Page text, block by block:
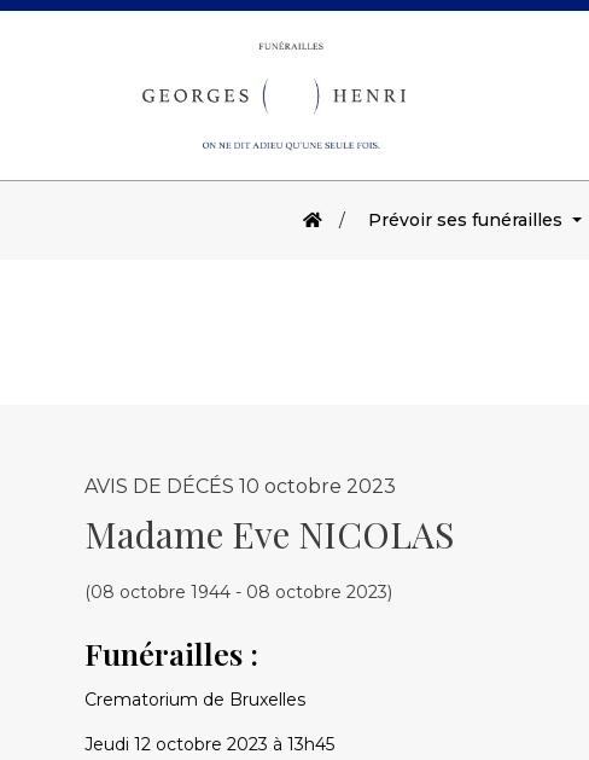
Prévoir ses funérailles
AVIS DE DÉCÉS 10 octobre 2023
Madame Eve NICOLAS
(08 octobre 1944 - 08 octobre 2023)
Funérailles :
Crematorium de Bruxelles
Jeudi 12 octobre 2023 à 13h45